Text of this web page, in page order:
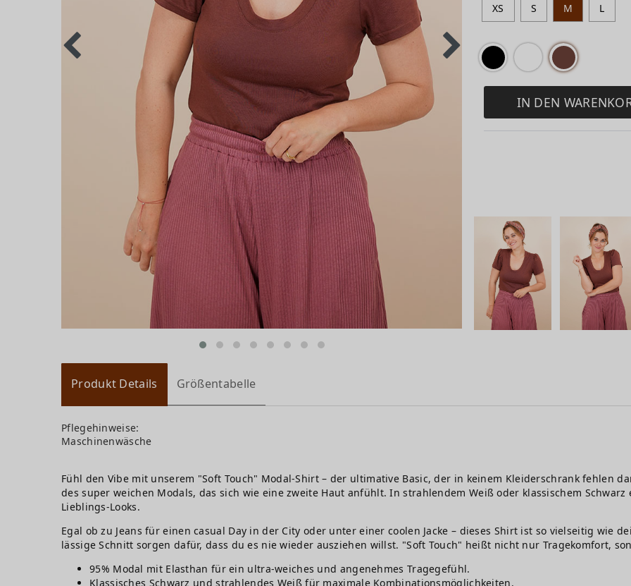
XS S M L
IN DEN
Produkt Details Größentabelle
Pflegehinweise:
Maschinenwäsche
Fühl den Vibe mit unserem "Soft Touch" Modal-Shirt – der ultimative Basic, der in keinem Kleiderschrank fehlen
des super weichen Modals, das sich wie eine zweite Haut anfühlt. In strahlendem Weiß oder klassischem
Lieblings-Looks.
Egal ob zu Jeans für einen casual Day in der City oder unter einer coolen Jacke – dieses Shirt ist so vielseitig wie
lässige Schnitt sorgen dafür, dass du es nie wieder ausziehen willst. "Soft Touch" heißt nicht nur Tragekomfort,
95% Modal mit Elasthan für ein ultra-weiches und angenehmes Tragegefühl.
Klassisches Schwarz und strahlendes Weiß für maximale Kombinationsmöglichkeiten.